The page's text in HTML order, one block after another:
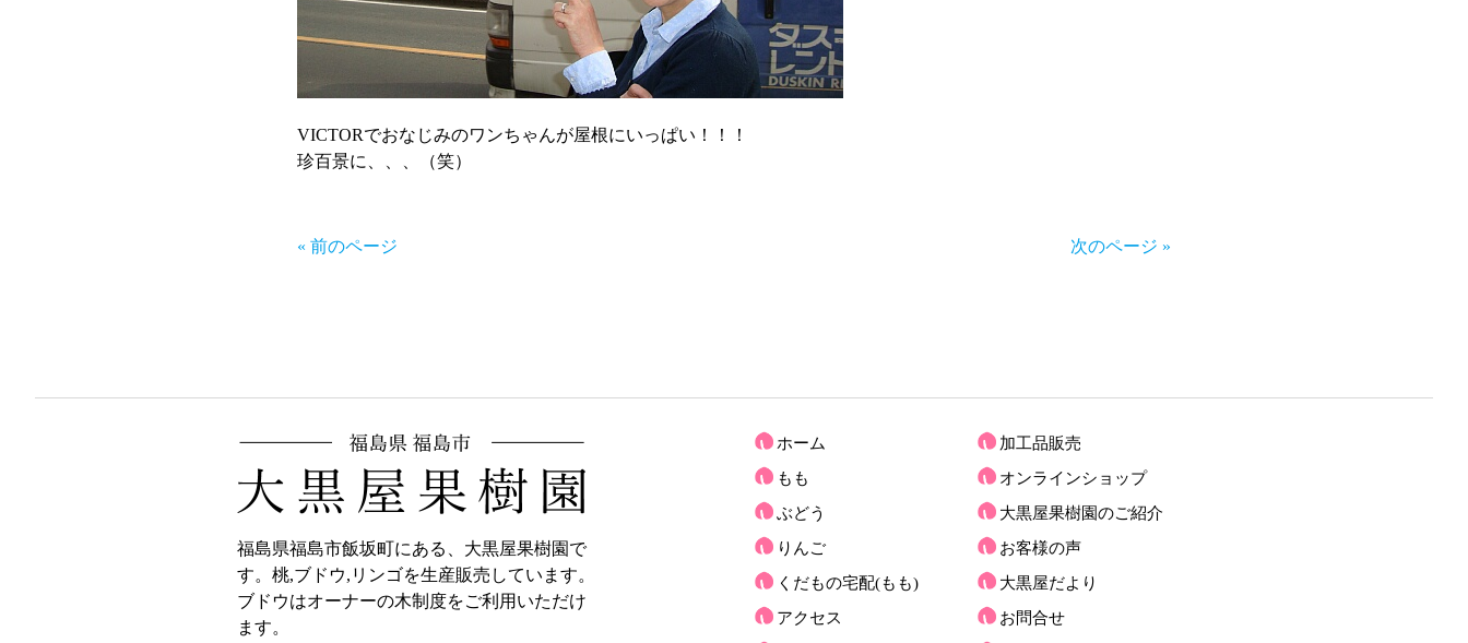
VICTORでおなじみのワンちゃんが屋根にいっぱい！！！
珍百景に、、、（笑）
« 前のページ 次のページ »
福島県福島市飯坂町にある、大黒屋果樹園で
す。桃,ブドウ,リンゴを生産販売しています。
ブドウはオーナーの木制度をご利用いただけ
ます。
ホーム
もも
ぶどう
りんご
くだもの宅配(もも)
アクセス
加工品販売
オンラインショップ
大黒屋果樹園のご紹介
お客様の声
大黒屋だより
お問合せ